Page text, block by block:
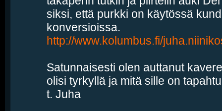
siksi, että purkki on käytössä
konversioissa.
http://www.kolumbus.fi/
Satunnaisesti olen auttanut
olisi tyrkyllä ja mitä sille on
t. Juha